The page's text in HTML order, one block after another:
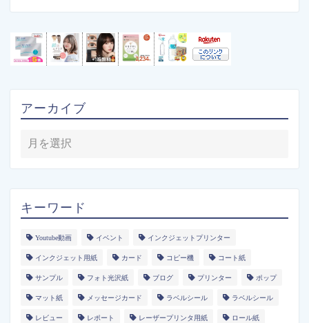
アーカイブ
キーワード
Youtube動画 イベント インクジェットプリンター
インクジェット用紙 カード コピー機 コート紙
サンプル フォト光沢紙 ブログ プリンター ポップ
マット紙 メッセージカード ラベルシール ラベルシール
レビュー レポート レーザープリンタ用紙 ロール紙